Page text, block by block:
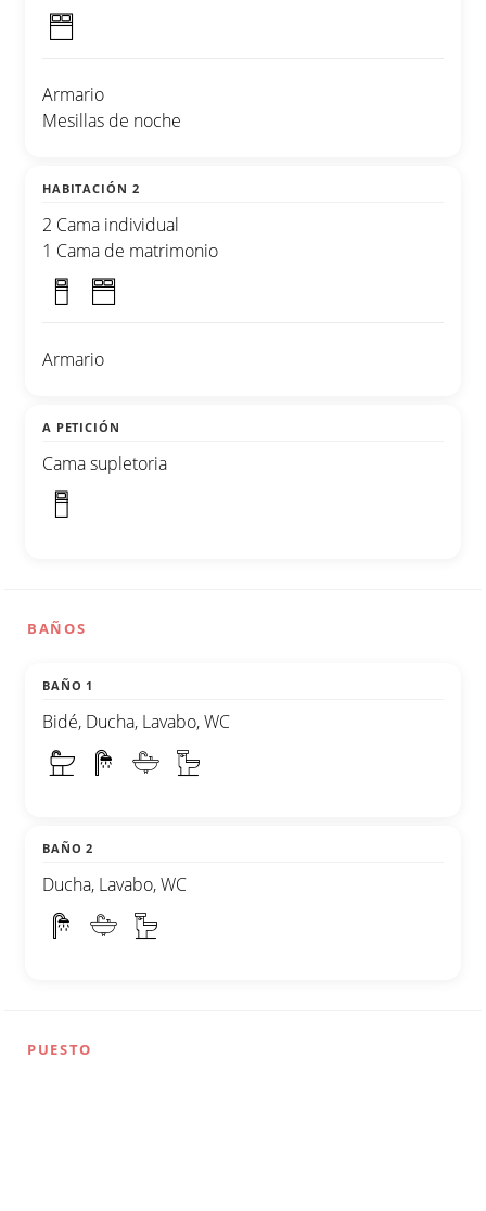
Armario
Mesillas de noche
HABITACIÓN 2
2 Cama individual
1 Cama de matrimonio
Armario
A PETICIÓN
Cama supletoria
BAÑOS
BAÑO 1
Bidé, Ducha, Lavabo, WC
BAÑO 2
Ducha, Lavabo, WC
PUESTO